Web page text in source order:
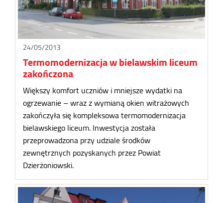
24/05/2013
Termomodernizacja w bielawskim liceum
zakończona
Większy komfort uczniów i mniejsze wydatki na
ogrzewanie – wraz z wymianą okien witrażowych
zakończyła się kompleksowa termomodernizacja
bielawskiego liceum. Inwestycja została
przeprowadzona przy udziale środków
zewnętrznych pozyskanych przez Powiat
Dzierżoniowski.